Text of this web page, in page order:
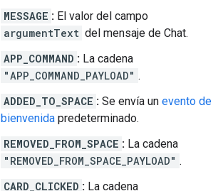
MESSAGE : El valor del campo
argumentText del mensaje de Chat.
APP_COMMAND : La cadena
"APP_COMMAND_PAYLOAD" .
ADDED_TO_SPACE : Se envía un evento de
bienvenida predeterminado.
REMOVED_FROM_SPACE : La cadena
"REMOVED_FROM_SPACE_PAYLOAD" .
CARD_CLICKED : La cadena